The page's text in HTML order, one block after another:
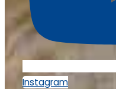
Instagram